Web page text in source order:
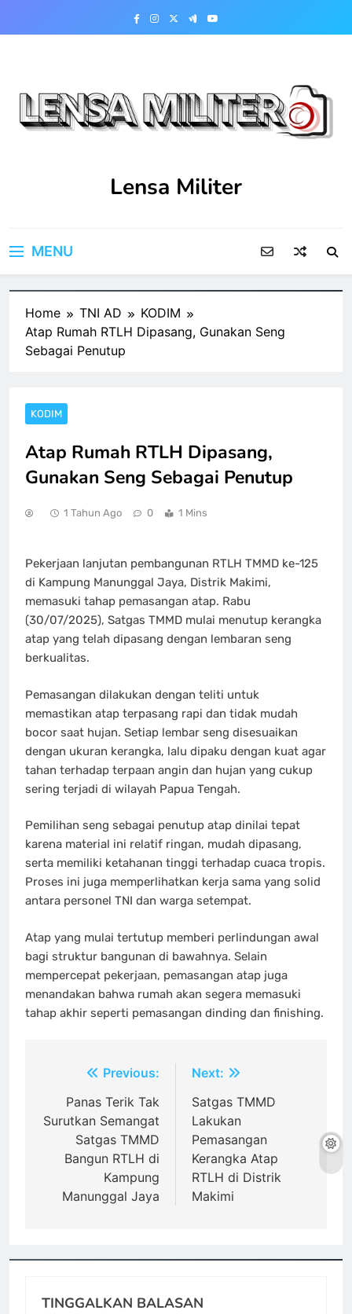
Lensa Militer
MENU
Home TNI AD
KODIM
Atap Rumah RTLH Dipasang, Gunakan Seng
Sebagai Penutup
KODIM
Atap Rumah RTLH Dipasang,
Gunakan Seng Sebagai Penutup
1 Tahun Ago 0 1 Mins
Pekerjaan lanjutan pembangunan RTLH TMMD ke-125
di Kampung Manunggal Jaya, Distrik Makimi,
memasuki tahap pemasangan atap. Rabu
(30/07/2025), Satgas TMMD mulai menutup kerangka
atap yang telah dipasang dengan lembaran seng
berkualitas.
Pemasangan dilakukan dengan teliti untuk
memastikan atap terpasang rapi dan tidak mudah
bocor saat hujan. Setiap lembar seng disesuaikan
dengan ukuran kerangka, lalu dipaku dengan kuat agar
tahan terhadap terpaan angin dan hujan yang cukup
sering terjadi di wilayah Papua Tengah.
Pemilihan seng sebagai penutup atap dinilai tepat
karena material ini relatif ringan, mudah dipasang,
serta memiliki ketahanan tinggi terhadap cuaca tropis.
Proses ini juga memperlihatkan kerja sama yang solid
antara personel TNI dan warga setempat.
Atap yang mulai tertutup memberi perlindungan awal
bagi struktur bangunan di bawahnya. Selain
mempercepat pekerjaan, pemasangan atap juga
menandakan bahwa rumah akan segera memasuki
tahap akhir seperti pemasangan dinding dan finishing.
Navigasi
pos
Previous:
Panas Terik Tak
Surutkan Semangat
Satgas TMMD
Bangun RTLH di
Kampung
Manunggal Jaya
Next:
Satgas TMMD
Lakukan
Pemasangan
Kerangka Atap
RTLH di Distrik
Makimi
TINGGALKAN BALASAN